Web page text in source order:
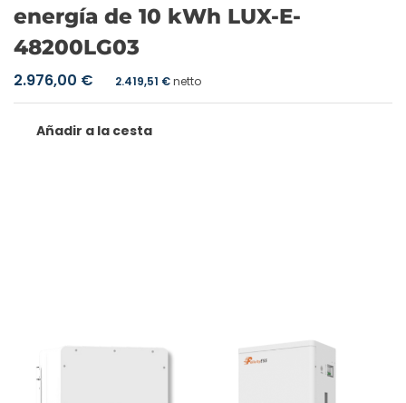
energía de 10 kWh LUX-E-
48200LG03
2.976,00 € 2.419,51 €netto
Añadir a la cesta